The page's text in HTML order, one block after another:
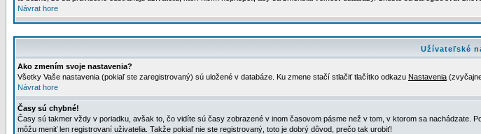
Návrat hore
Užívateľské
Ako zmením svoje nastavenia?
Všetky Vaše nastavenia (pokiaľ ste zaregistrovaný) sú uložené v databáze. Ku zmene stačí stlačiť tlačítko odkazu Nastavenia
Návrat hore
Časy sú chybné!
Časy sú takmer vždy v poriadku, avšak to, čo vidíte sú časy zobrazené v inom časovom pásme než v tom, v ktorom sa nachádzate.
môžu meniť len registrovaní uživatelia. Takže pokiaľ nie ste registrovaný, toto je dobrý dôvod, prečo tak urobiť!